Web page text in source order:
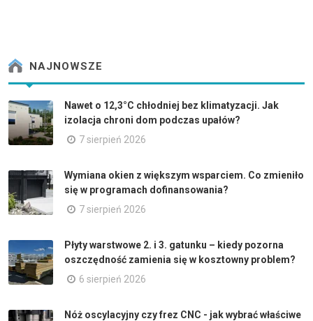
NAJNOWSZE
Nawet o 12,3°C chłodniej bez klimatyzacji. Jak
izolacja chroni dom podczas upałów?
7 sierpień 2026
Wymiana okien z większym wsparciem. Co zmieniło
się w programach dofinansowania?
7 sierpień 2026
Płyty warstwowe 2. i 3. gatunku – kiedy pozorna
oszczędność zamienia się w kosztowny problem?
6 sierpień 2026
Nóż oscylacyjny czy frez CNC - jak wybrać właściwe